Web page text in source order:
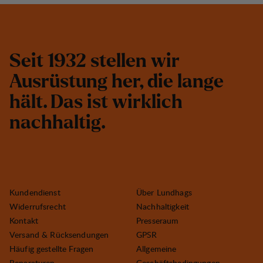
Seit 1932 stellen wir
Ausrüstung her, die lange
hält. Das ist wirklich
nachhaltig.
Kundendienst
Widerrufsrecht
Kontakt
Versand & Rücksendungen
Häufig gestellte Fragen
Über Lundhags
Nachhaltigkeit
Presseraum
GPSR
Allgemeine